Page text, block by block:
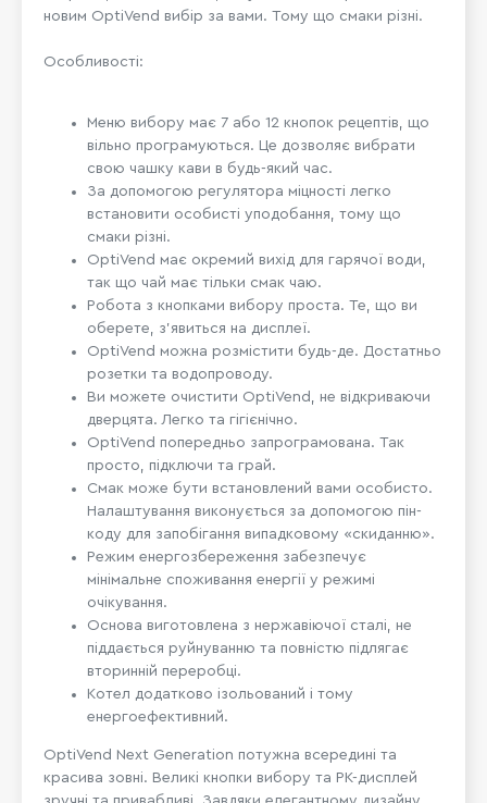
новим OptiVend вибір за вами. Тому що смаки різні.
Особливості:
Меню вибору має 7 або 12 кнопок рецептів, що
вільно програмуються. Це дозволяє вибрати
свою чашку кави в будь-який час.
За допомогою регулятора міцності легко
встановити особисті уподобання, тому що
смаки різні.
OptiVend має окремий вихід для гарячої води,
так що чай має тільки смак чаю.
Робота з кнопками вибору проста. Те, що ви
оберете, з'явиться на дисплеї.
OptiVend можна розмістити будь-де. Достатньо
розетки та водопроводу.
Ви можете очистити OptiVend, не відкриваючи
дверцята. Легко та гігієнічно.
OptiVend попередньо запрограмована. Так
просто, підключи та грай.
Смак може бути встановлений вами особисто.
Налаштування виконується за допомогою пін-
коду для запобігання випадковому «скиданню».
Режим енергозбереження забезпечує
мінімальне споживання енергії у режимі
очікування.
Основа виготовлена з нержавіючої сталі, не
піддається руйнуванню та повністю підлягає
вторинній переробці.
Котел додатково ізольований і тому
енергоефективний.
OptiVend Next Generation потужна всередині та
красива зовні. Великі кнопки вибору та РК-дисплей